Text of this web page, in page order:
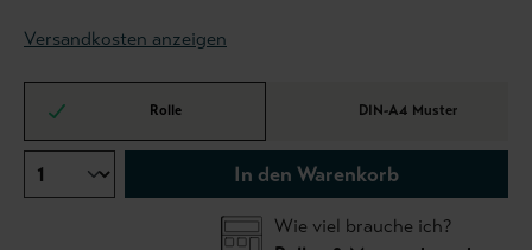
Versandkosten anzeigen
Rolle DIN-A4 Muster
In den Warenkorb
Wie viel brauche ich?